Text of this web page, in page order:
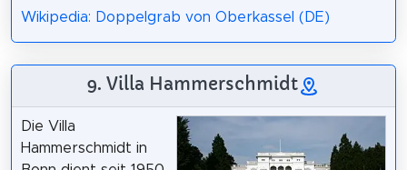
Wikipedia: Doppelgrab von Oberkassel (DE)
9. Villa Hammerschmidt
Die Villa
Hammerschmidt in